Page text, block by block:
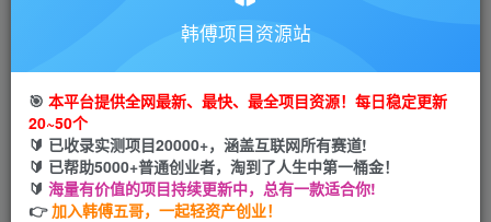
会员专属资源
您暂无购买权限，请先开通会员
开通会员
韩傅项目资源站
🎯 本平台提供全网最新、最快、最全项目资源！每日稳定更新
20~50个
🔰 已收录实测项目20000+，涵盖互联网所有赛道!
🔰 已帮助5000+普通创业者，淘到了人生中第一桶金！
🔰 海量有价值的项目持续更新中，总有一款适合你!
👉加入韩傅五哥，一起轻资产创业！